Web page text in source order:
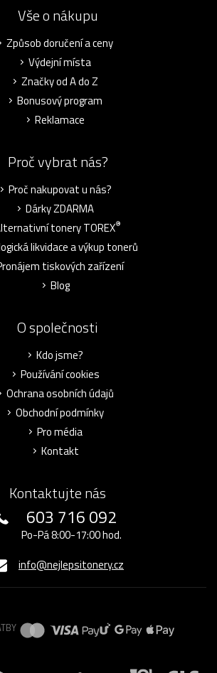
Vše o nákupu
Způsob doručení a ceny
Výdejní místa
Značky od A do Z
Bonusový program
Reklamace
Proč vybrat nás?
Proč nakupovat u nás?
Dárky ZDARMA
tonery TOREX®
likvidace a výkup tonerů
tiskových zařízení
Blog
O společnosti
Kdo jsme?
Používání cookies
Ochrana osobních údajů
Obchodní podmínky
Pro média
Kontakt
Kontaktujte nás
603 716 092
Po-Pá 8:00-17:00 hod.
info@nejlepsitonery.cz